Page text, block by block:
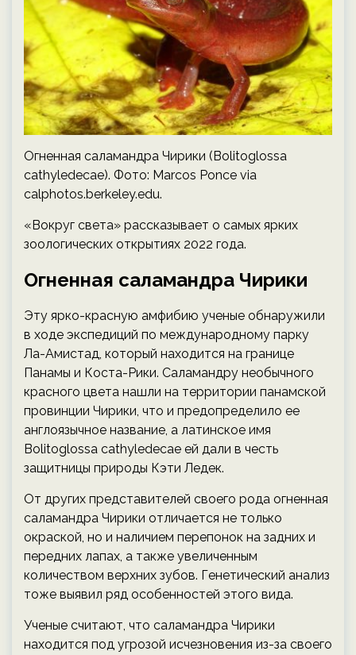
Огненная саламандра Чирики (Bolitoglossa
cathyledecae). Фото: Marcos Ponce via
calphotos.berkeley.edu.
«Вокруг света» рассказывает о самых ярких
зоологических открытиях 2022 года.
Огненная саламандра Чирики
Эту ярко-красную амфибию ученые обнаружили
в ходе экспедиций по международному парку
Ла-Амистад, который находится на границе
Панамы и Коста-Рики. Саламандру необычного
красного цвета нашли на территории панамской
провинции Чирики, что и предопределило ее
англоязычное название, а латинское имя
Bolitoglossa cathyledecae ей дали в честь
защитницы природы Кэти Ледек.
От других представителей своего рода огненная
саламандра Чирики отличается не только
окраской, но и наличием перепонок на задних и
передних лапах, а также увеличенным
количеством верхних зубов. Генетический анализ
тоже выявил ряд особенностей этого вида.
Ученые считают, что саламандра Чирики
находится под угрозой исчезновения из-за своего